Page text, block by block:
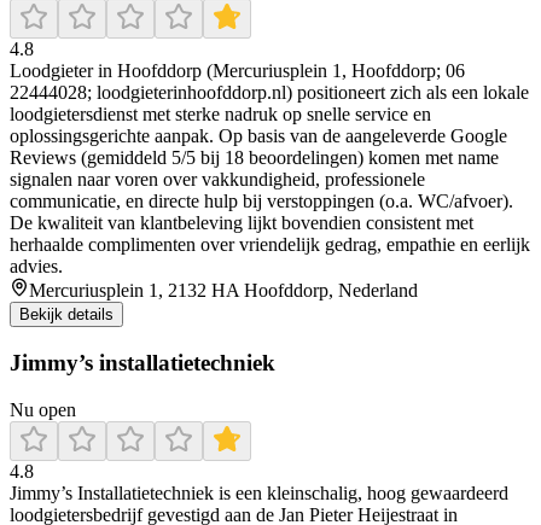
4.8
Loodgieter in Hoofddorp (Mercuriusplein 1, Hoofddorp; 06
22444028; loodgieterinhoofddorp.nl) positioneert zich als een lokale
loodgietersdienst met sterke nadruk op snelle service en
oplossingsgerichte aanpak. Op basis van de aangeleverde Google
Reviews (gemiddeld 5/5 bij 18 beoordelingen) komen met name
signalen naar voren over vakkundigheid, professionele
communicatie, en directe hulp bij verstoppingen (o.a. WC/afvoer).
De kwaliteit van klantbeleving lijkt bovendien consistent met
herhaalde complimenten over vriendelijk gedrag, empathie en eerlijk
advies.
Mercuriusplein 1, 2132 HA Hoofddorp, Nederland
Bekijk details
Jimmy’s installatietechniek
Nu open
4.8
Jimmy’s Installatietechniek is een kleinschalig, hoog gewaardeerd
loodgietersbedrijf gevestigd aan de Jan Pieter Heijestraat in